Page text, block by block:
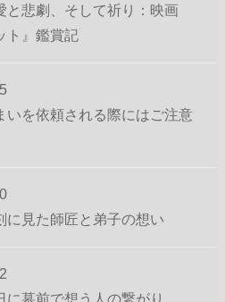
と悲劇、そして祈り：映画
ト』鑑賞記
いを依頼される際にはご注意
に見た師匠と弟子の想い